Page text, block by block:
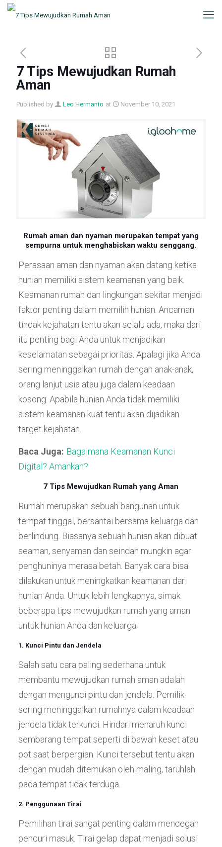
7 Tips Mewujudkan Rumah
Aman
Published by Leo Hermanto at November 10, 2021
Rumah aman dan nyaman merupakan tempat yang
sempurna untuk menghabiskan waktu senggang.
Perasaan aman dan nyaman akan datang ketika
hunian memiliki sistem keamanan yang baik.
Keamanan rumah dan lingkungan sekitar menjadi
faktor penting dalam memilih hunian. Ancaman
tindak kejahatan tentu akan selalu ada, maka dari
itu penting bagi Anda untuk menjadikan
keselamatan sebagai prioritas. Apalagi jika Anda
sering meninggalkan rumah dengan anak-anak,
orang lanjut usia atau juga dalam keadaan
kosong. Apabila hunian Anda tidak memiliki
sistem keamanan kuat tentu akan dijadikan
target kejahatan.
Baca Juga: Bagaimana Keamanan Kunci
Digital? Amankah?
7 Tips Mewujudkan Rumah yang Aman
Rumah merupakan sebuah bangunan untuk
tempat tinggal, bersantai bersama keluarga dan
berlindung. Biasanya sebuah hunian akan dibuat
seaman, senyaman dan seindah mungkin agar
penghuninya merasa betah. Banyak cara bisa
dilakukan untuk meningkatkan keamanan dari
hunian Anda. Untuk lebih lengkapnya, simak
beberapa tips mewujudkan rumah yang aman
untuk hunian Anda dan keluarga.
1. Kunci Pintu dan Jendela
Salah satu cara paling sederhana untuk
membantu mewujudkan rumah aman adalah
dengan mengunci pintu dan jendela. Pemilik
sering meninggalkan rumahnya dalam keadaan
jendela tidak terkunci. Hindari menaruh kunci
sembarang tempat seperti di bawah keset atau
pot saat berpergian. Kunci tersebut tentu akan
dengan mudah ditemukan oleh maling, taruhlah
pada tempat tidak terduga.
2. Penggunaan Tirai
Pemilihan tirai sangat penting dalam mencegah
pencuri masuk. Tirai gelap dapat menjadi solusi